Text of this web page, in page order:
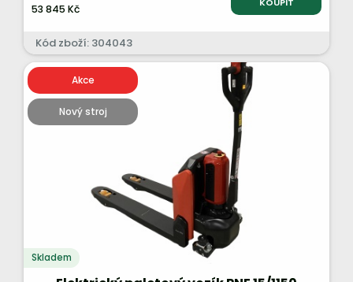
53 845 Kč
Kód zboží: 304043
Akce
Nový stroj
Skladem